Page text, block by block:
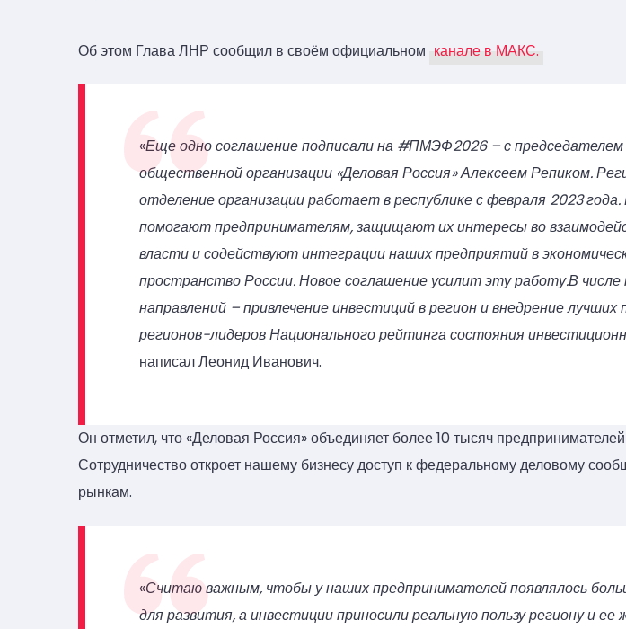
Об этом Глава ЛНР сообщил в своём официальном канале в МАКС.
«Еще одно соглашение подписали на #ПМЭФ2026 – с
общественной организации «Деловая Россия» Алексеем Репиком.
отделение организации работает в республике с февраля 2023
помогают предпринимателям, защищают их интересы во
власти и содействуют интеграции наших предприятий в
пространство России. Новое соглашение усилит эту работу.В
направлений – привлечение инвестиций в регион и внедрение лучших
регионов-лидеров Национального рейтинга состояния
написал Леонид Иванович.
Он отметил, что «Деловая Россия» объединяет более 10 тысяч
Сотрудничество откроет нашему бизнесу доступ к федеральному деловому
рынкам.
«Считаю важным, чтобы у наших предпринимателей появлялось
для развития, а инвестиции приносили реальную пользу региону и